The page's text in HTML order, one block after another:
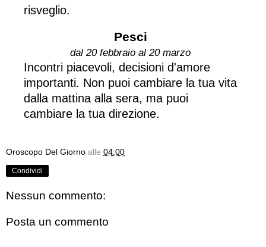
risveglio.
Pesci
dal 20 febbraio al 20 marzo
Incontri piacevoli, decisioni d'amore
importanti. Non puoi cambiare la tua vita
dalla mattina alla sera, ma puoi
cambiare la tua direzione.
Oroscopo Del Giorno alle 04:00
Condividi
Nessun commento:
Posta un commento